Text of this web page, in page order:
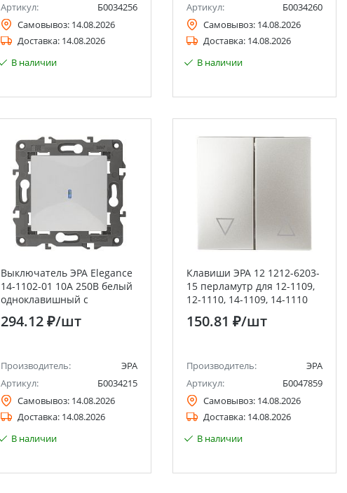
Артикул:
Б0034256
Самовывоз: 14.08.2026
Доставка: 14.08.2026
В наличии
Артикул:
Б0034260
Самовывоз: 14.08.2026
Доставка: 14.08.2026
В наличии
Выключатель ЭРА Elegance
14-1102-01 10А 250В белый
одноклавишный с
подсветкой
294.12 ₽/шт
Производитель:
ЭРА
Артикул:
Б0034215
Самовывоз: 14.08.2026
Доставка: 14.08.2026
В наличии
Клавиши ЭРА 12 1212-6203-
15 перламутр для 12-1109,
12-1110, 14-1109, 14-1110
150.81 ₽/шт
Производитель:
ЭРА
Артикул:
Б0047859
Самовывоз: 14.08.2026
Доставка: 14.08.2026
В наличии